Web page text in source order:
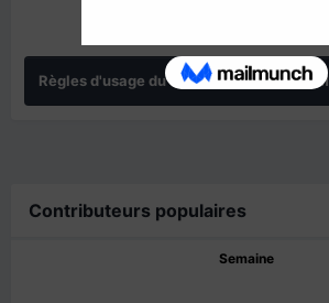
Règles d'usage du forum IMMIGRER.COM
Contributeurs populaires
Semaine